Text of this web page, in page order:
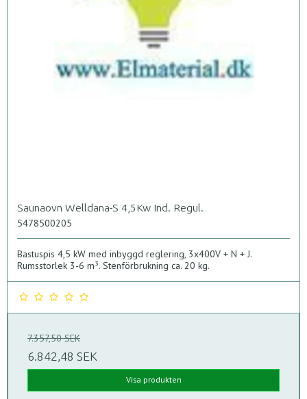
Saunaovn Welldana-S 4,5Kw Ind. Regul.
5478500205
Bastuspis 4,5 kW med inbyggd reglering, 3x400V + N + J.
Rumsstorlek 3-6 m³. Stenförbrukning ca. 20 kg.
7.357,50 SEK
6.842,48 SEK
Visa produkten